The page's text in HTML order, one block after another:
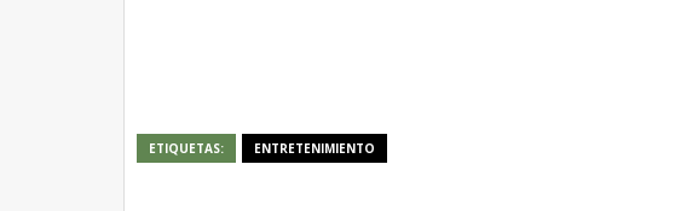
ETIQUETAS: ENTRETENIMIENTO